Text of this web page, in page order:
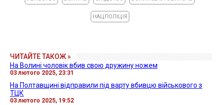
НАЦПОЛІЦІЯ
ЧИТАЙТЕ ТАКОЖ »
На Волині чоловік вбив свою дружину ножем
03 лютого 2025, 23:31
На Полтавщині відправили під варту вбивцю військового з
ТЦК
03 лютого 2025, 19:52